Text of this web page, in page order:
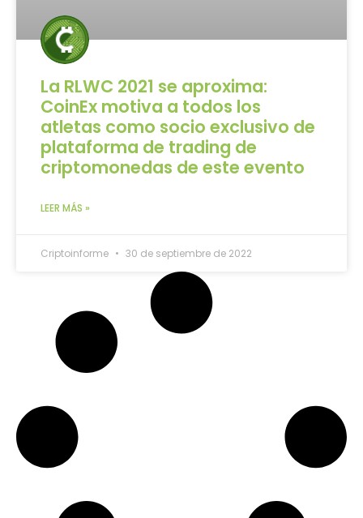
La RLWC 2021 se aproxima:
CoinEx motiva a todos los
atletas como socio exclusivo de
plataforma de trading de
criptomonedas de este evento
LEER MÁS »
Criptoinforme 30 de septiembre de 2022